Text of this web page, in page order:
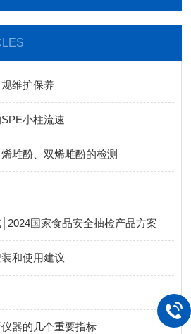
维护保养
小柱流速
雌酚、双烯雌酚的检测
国家食品安全抽检产品方案
和使用建议
器的几个重要指标